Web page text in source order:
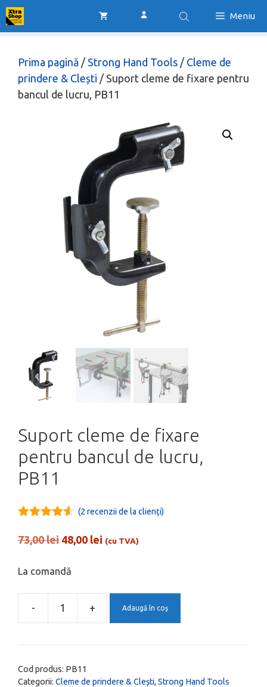
Sari
la
Meniu
Prima pagină / Strong Hand Tools / Cleme de
prindere & Clești / Suport cleme de fixare pentru
bancul de lucru, PB11
Suport cleme de fixare
pentru bancul de lucru,
PB11
of 5
(2 recenzii de la clienți)
73,00lei Prețul
a
73,00 lei.
48,00 lei Prețul
(cu TVA)
La comandă
-
Cantitate
cleme
fixare
+ Adaugă în coș
Cod produs: PB11
Categorii: Cleme de prindere & Clești, Strong Hand Tools